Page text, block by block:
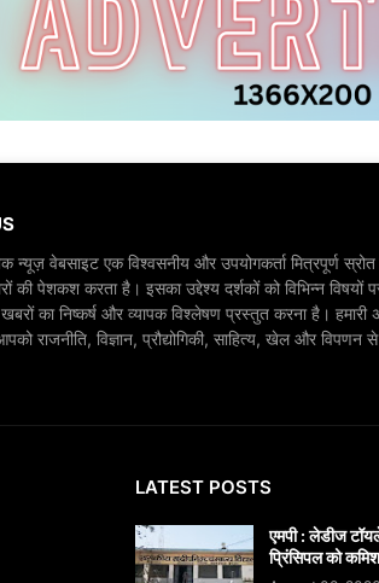
न्यूज़ वेबसाइट एक विश्वसनीय और उपयोगकर्ता मित्रपूर्ण
की पेशकश करता है। इसका उद्देश्य दर्शकों को विभिन्न विषयों
का निष्कर्ष और व्यापक विश्लेषण प्रस्तुत करना है। हमारी
राजनीति, विज्ञान, प्रौद्योगिकी, साहित्य, खेल और विपणन
LATEST POSTS
एमपी : लेडीज
प्रिंसिपल को